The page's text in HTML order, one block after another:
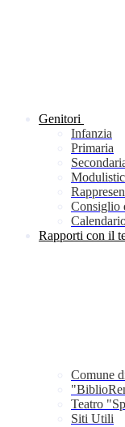
Genitori
Infanzia
Primaria
Consiglio
Rapporti con il
Comune
Teatro
Siti Utili